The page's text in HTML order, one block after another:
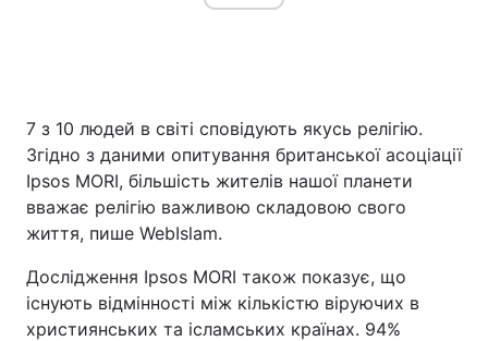
7 з 10 людей в світі сповідують якусь релігію.
Згідно з даними опитування британської асоціації
Ipsos MORI, більшість жителів нашої планети
вважає релігію важливою складовою свого
життя, пише WebIslam.
Дослідження Ipsos MORI також показує, що
існують відмінності між кількістю віруючих в
християнських та ісламських країнах. 94%